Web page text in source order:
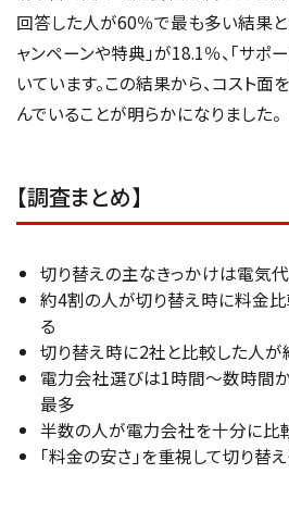
回答した人が60％で最も多い結果と
ャンペーンや特典」が18.1％、「サポ
いています。この結果から、コスト
んでいることが明らかになりました。
【調査まとめ】
切り替えの主なきっかけは電気
約4割の人が切り替え時に料金比
る
切り替え時に2社と比較した人が
電力会社選びは1時間～数時間
最多
半数の人が電力会社を十分に比
「料金の安さ」を重視して切り替